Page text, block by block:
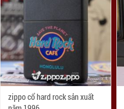
zippo cổ hard rock sản xuất